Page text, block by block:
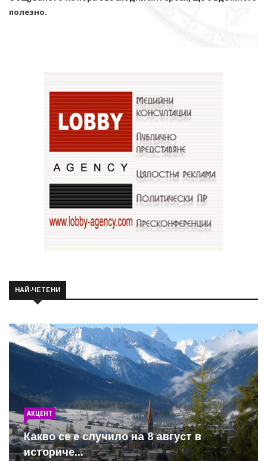
полезно.
НАЙ-ЧЕТЕНИ
АКЦЕНТ
Какво се е случило на 8 август в
историче...